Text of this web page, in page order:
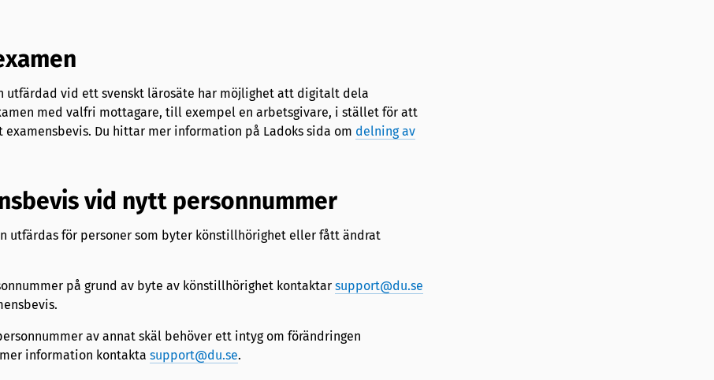
utfärdad vid ett svenskt lärosäte har möjlighet att digitalt dela
med valfri mottagare, till exempel en arbetsgivare, i stället för att
Du hittar mer information på Ladoks sida om delning av
vid nytt personnummer
utfärdas för personer som byter könstillhörighet eller fått ändrat
på grund av byte av könstillhörighet kontaktar support@du.se
av annat skäl behöver ett intyg om förändringen
information kontakta support@du.se.